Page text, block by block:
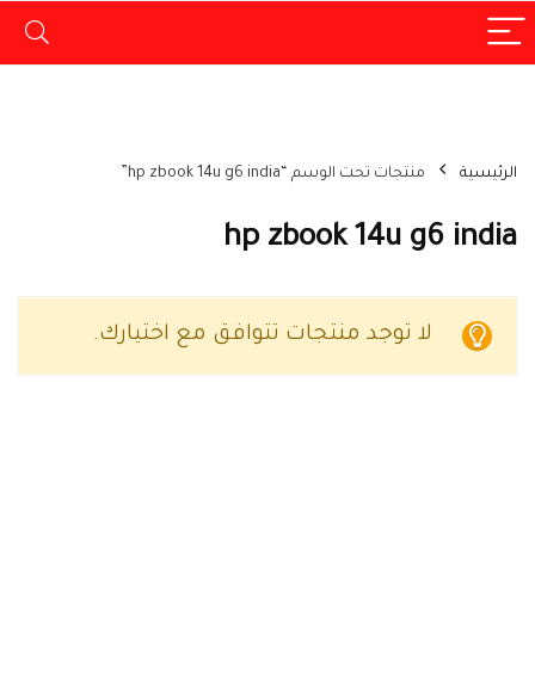
الرئيسية منتجات تحت الوسم “hp zbook 14u g6 india”
hp zbook 14u g6 india
لا توجد منتجات تتوافق مع اختيارك.